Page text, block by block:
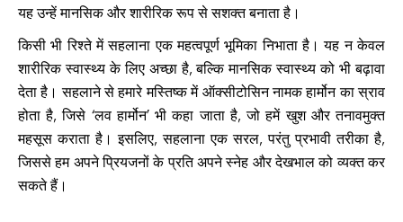
यह उन्हें मानसिक और शारीरिक रूप से सशक्त बनाता है।
किसी भी रिश्ते में सहलाना एक महत्वपूर्ण भूमिका निभाता है। यह न केवल
शारीरिक स्वास्थ्य के लिए अच्छा है, बल्कि मानसिक स्वास्थ्य को भी बढ़ावा
देता है। सहलाने से हमारे मस्तिष्क में ऑक्सीटोसिन नामक हार्मोन का स्राव
होता है, जिसे ‘लव हार्मोन’ भी कहा जाता है, जो हमें खुश और तनावमुक्त
महसूस कराता है। इसलिए, सहलाना एक सरल, परंतु प्रभावी तरीका है,
जिससे हम अपने प्रियजनों के प्रति अपने स्नेह और देखभाल को व्यक्त कर
सकते हैं।